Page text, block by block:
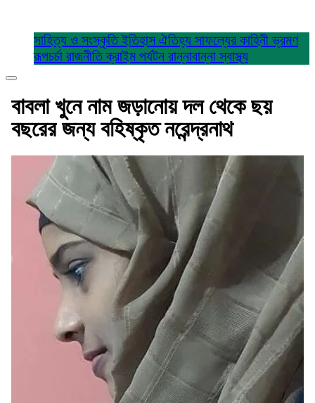
সাহিত্য ও সংস্কৃতিইতিহাস ঐতিহ্য সাফল্যের কাহিনীভ্রমণ
রূপচর্চা রাজনীতিক্রাইম পর্যটন রান্নাবান্নাস্বাস্থ্য
বাবলা খুনে নাম জড়ানোয় দল থেকে ছয়
বছরের জন্য বহিষ্কৃত নরেন্দ্রনাথ